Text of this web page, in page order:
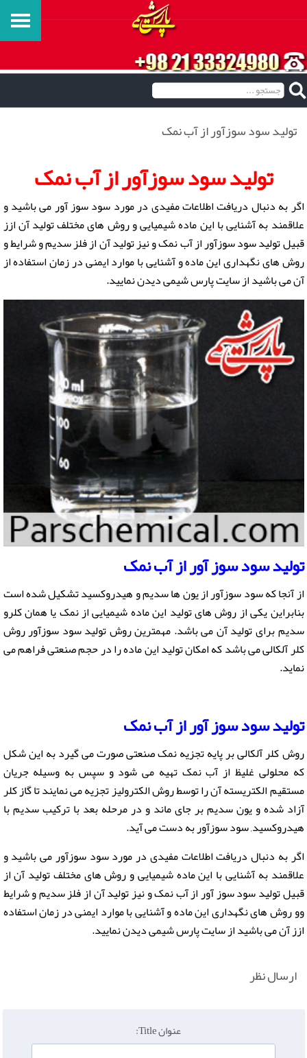
تولید سود سوزآور از آب نمک
تولید سود سوزآور از آب نمک
اگر به دنبال دریافت اطلاعات مفیدی در موردسود سوز آورمی باشید و
علاقمند به آشنایی با این ماده شیمیایی و روش های مختلف تولید آن ازز
قبیل تولید سود سوزآور از آب نمک و نیز تولید آن از فلز سدیم و شرایط و
روش های نگهداری این ماده و آشنایی با موارد ایمنی در زمان استفاده از
آن می باشید از سایت پارس شیمی دیدن نمایید.
تولیدسود سوز آوراز آب نمک
از آنجا که سود سوزآور از یون ها سدیم و هیدروکسید تشکیل شده است
بنابراین یکی از روش های تولید این ماده شیمیایی از نمک یا همان کلرو
سدیم برای تولید آن می باشد. مهمترین روش تولید سود سوزآور روش
کلر آلکالی می باشد که امکان تولید این ماده را در حجم صنعتی فراهم می
نماید.
تولیدسود سوز آوراز آب نمک
روش کلر آلکالی بر پایه تجزیه نمک صنعتی صورت می گیرد به این شکل
که محلولی غلیظ از آب نمک تهیه می شود و سپس به وسیله جریان
مستقیم الکتریسته آن را توسط روش الکترولیز تجزیه می نمایند تا گاز کلر
آزاد شده و یون سدیم بر جای ماند و در مرحله بعد با ترکیب سدیم با
هیدروکسید, سود سوزآور به دست می آید.
اگر به دنبال دریافت اطلاعات مفیدی در مورد سود سوزآور می باشید و
علاقمند به آشنایی با این ماده شیمیایی و روش های مختلف تولید آن از
قبیل تولیدسود سوز آوراز آب نمک و نیز تولید آن از فلز سدیم و شرایط
وو روش های نگهداری این ماده و آشنایی با موارد ایمنی در زمان استفاده
ازز آن می باشید از سایت پارس شیمی دیدن نمایید.
ارسال نظر
عنوان Title: